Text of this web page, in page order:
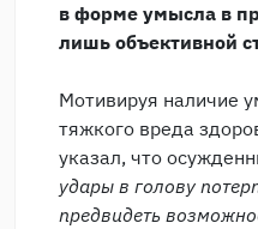
в форме умысла в
лишь объективной
Мотивируя наличие
тяжкого вреда
указал, что
удары в голову
предвидеть